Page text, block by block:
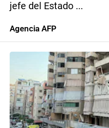
jefe del Estado ...
Agencia AFP